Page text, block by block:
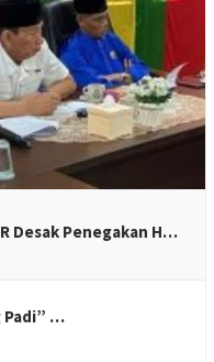
Desak Penegakan H…
Padi” …